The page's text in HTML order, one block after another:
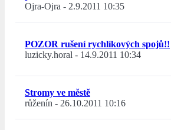
Ojra-Ojra - 2.9.2011 10:35
POZOR rušení rychlíkových spojů!!
luzicky.horal - 14.9.2011 10:34
Stromy ve městě
růženín - 26.10.2011 10:16